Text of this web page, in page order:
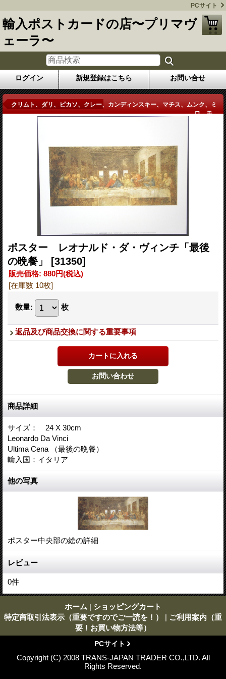
PCサイト
輸入ポストカードの店〜プリマヴ
ェーラ〜
ログイン 新規登録はこちら お問い合せ
商品詳細
クリムト、ダリ、ピカソ、クレー、カンディンスキー、マチス、ムンク、ミ
ロ、モ...
ポスター レオナルド・ダ・ヴィンチ「最後
の晩餐」
[31350]
販売価格: 880円(税込)
[在庫数 10枚]
数量: 枚
返品及び商品交換に関する重要事項
商品詳細
サイズ： 24 X 30cm
Leonardo Da Vinci
Ultima Cena （最後の晩餐）
輸入国：イタリア
他の写真
ポスター中央部の絵の詳細
レビュー
0件
ホーム | ショッピングカート
特定商取引法表示（重要ですのでご一読を！）
| ご利用案内（重
要！お買い物方法等）
PCサイト
Copyright (C) 2008 TRANS-JAPAN TRADER CO.,LTD. All
Rights Reserved.